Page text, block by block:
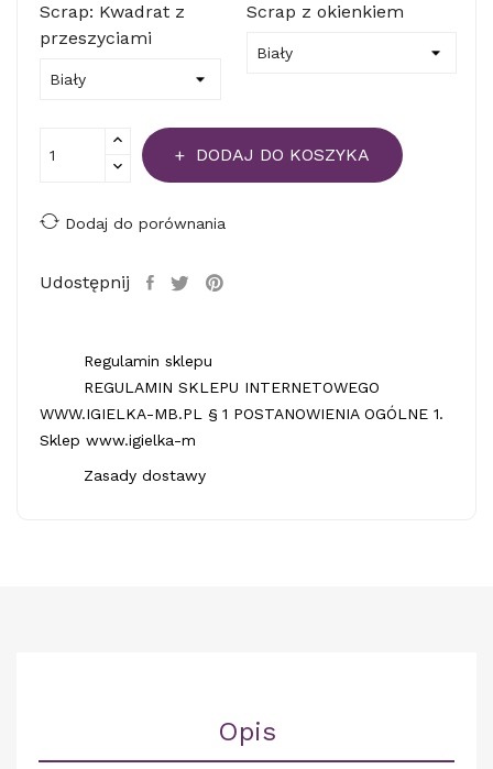
Scrap: Kwadrat z
przeszyciami
Scrap z okienkiem
DODAJ DO KOSZYKA
Dodaj do porównania
Udostępnij
Regulamin sklepu
REGULAMIN SKLEPU INTERNETOWEGO
WWW.IGIELKA-MB.PL § 1 POSTANOWIENIA OGÓLNE 1.
Sklep www.igielka-m
Zasady dostawy
Opis